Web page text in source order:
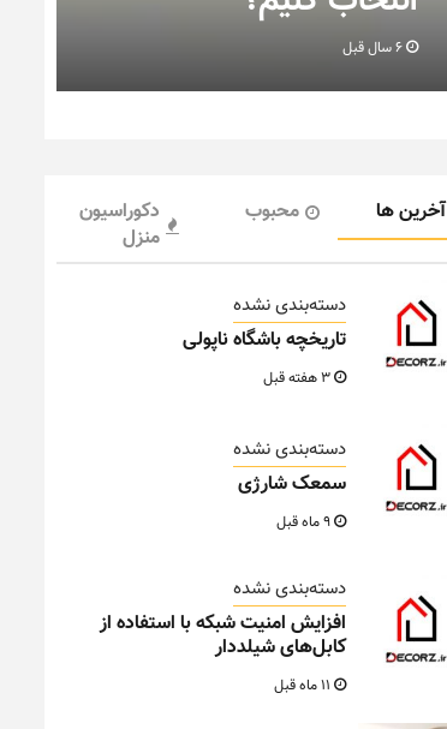
آخرین ها محبوب
دکوراسیون
منزل
دسته‌بندی نشده
تاریخچه باشگاه ناپولی
دسته‌بندی نشده
سمعک شارژی
دسته‌بندی نشده
افزایش امنیت شبکه با استفاده از
کابل‌های شیلددار